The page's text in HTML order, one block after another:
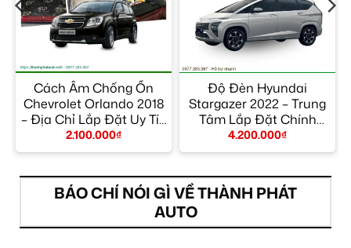
Cách Âm Chống Ồn
Chevrolet Orlando 2018
– Địa Chỉ Lắp Đặt Uy Tín
TPHCM
2.100.000₫
Độ Đèn Hyundai
Stargazer 2022 – Trung
Tâm Lắp Đặt Chính
Hãng Giá Tốt TPHCM
4.200.000₫
BÁO CHÍ NÓI GÌ VỀ THÀNH PHÁT
AUTO